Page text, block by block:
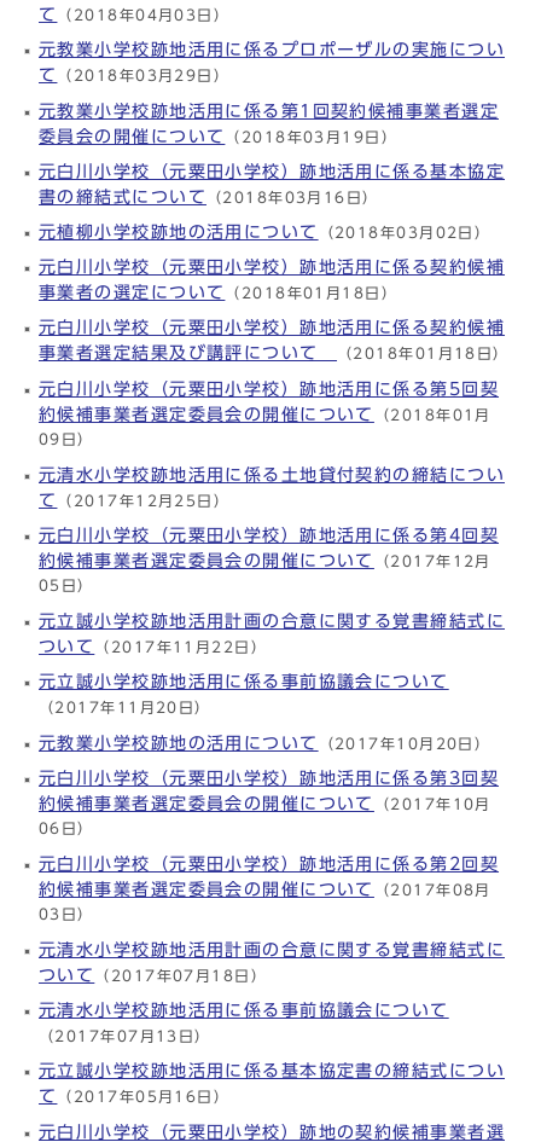
て （2018年04月03日）
元教業小学校跡地活用に係るプロポーザルの実施につい
て
（2018年03月29日）
元教業小学校跡地活用に係る第1回契約候補事業者選定
委員会の開催について
（2018年03月19日）
元白川小学校（元粟田小学校）跡地活用に係る基本協定
書の締結式について
（2018年03月16日）
元植柳小学校跡地の活用について （2018年03月02日）
元白川小学校（元粟田小学校）跡地活用に係る契約候補
事業者の選定について
（2018年01月18日）
元白川小学校（元粟田小学校）跡地活用に係る契約候補
事業者選定結果及び講評について
（2018年01月18日）
元白川小学校（元粟田小学校）跡地活用に係る第5回契
約候補事業者選定委員会の開催について
（2018年01月
09日）
元清水小学校跡地活用に係る土地貸付契約の締結につい
て
（2017年12月25日）
元白川小学校（元粟田小学校）跡地活用に係る第4回契
約候補事業者選定委員会の開催について
（2017年12月
05日）
元立誠小学校跡地活用計画の合意に関する覚書締結式に
ついて
（2017年11月22日）
元立誠小学校跡地活用に係る事前協議会について
（2017年11月20日）
元教業小学校跡地の活用について （2017年10月20日）
元白川小学校（元粟田小学校）跡地活用に係る第3回契
約候補事業者選定委員会の開催について
（2017年10月
06日）
元白川小学校（元粟田小学校）跡地活用に係る第2回契
約候補事業者選定委員会の開催について
（2017年08月
03日）
元清水小学校跡地活用計画の合意に関する覚書締結式に
ついて
（2017年07月18日）
元清水小学校跡地活用に係る事前協議会について
（2017年07月13日）
元立誠小学校跡地活用に係る基本協定書の締結式につい
て
（2017年05月16日）
元白川小学校（元粟田小学校）跡地の契約候補事業者選